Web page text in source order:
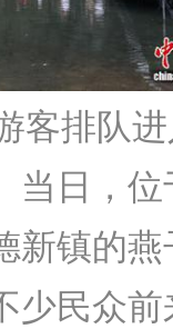
排队进
当日，位
新镇的燕
少民众前